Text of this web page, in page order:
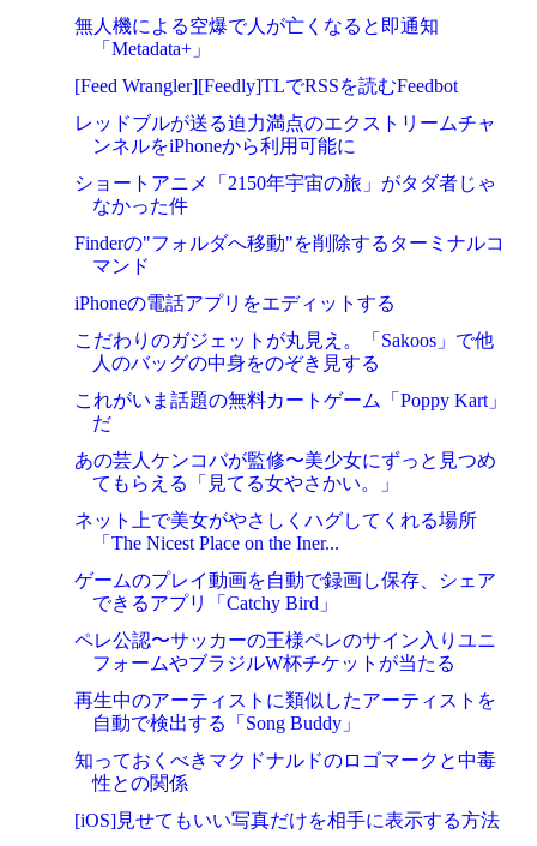
無人機による空爆で人が亡くなると即通知
「Metadata+」
[Feed Wrangler][Feedly]TLでRSSを読むFeedbot
レッドブルが送る迫力満点のエクストリームチャ
ンネルをiPhoneから利用可能に
ショートアニメ「2150年宇宙の旅」がタダ者じゃ
なかった件
Finderの"フォルダへ移動"を削除するターミナルコ
マンド
iPhoneの電話アプリをエディットする
こだわりのガジェットが丸見え。「Sakoos」で他
人のバッグの中身をのぞき見する
これがいま話題の無料カートゲーム「Poppy Kart」
だ
あの芸人ケンコバが監修〜美少女にずっと見つめ
てもらえる「見てる女やさかい。」
ネット上で美女がやさしくハグしてくれる場所
「The Nicest Place on the Iner...
ゲームのプレイ動画を自動で録画し保存、シェア
できるアプリ「Catchy Bird」
ペレ公認〜サッカーの王様ペレのサイン入りユニ
フォームやブラジルW杯チケットが当たる
再生中のアーティストに類似したアーティストを
自動で検出する「Song Buddy」
知っておくべきマクドナルドのロゴマークと中毒
性との関係
[iOS]見せてもいい写真だけを相手に表示する方法